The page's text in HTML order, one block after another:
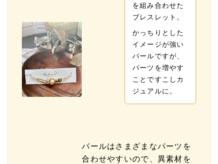
を組み合わせた
ブレスレット。
かっちりとした
イメージが強い
パールですが、
パーツを増やす
ことですこしカ
ジュアルに。
パールはさまざまなパーツを
合わせやすいので、異素材を